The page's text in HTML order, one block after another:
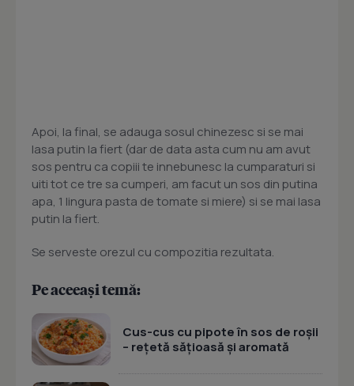
Apoi, la final, se adauga sosul chinezesc si se mai
lasa putin la fiert (dar de data asta cum nu am avut
sos pentru ca copiii te innebunesc la cumparaturi si
uiti tot ce tre sa cumperi, am facut un sos din putina
apa, 1 lingura pasta de tomate si miere) si se mai lasa
putin la fiert.
Se serveste orezul cu compozitia rezultata.
Pe aceeași temă:
Cus-cus cu pipote în sos de roșii
– rețetă sățioasă și aromată